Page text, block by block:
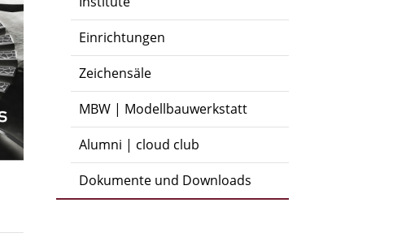
Einrichtungen
Zeichensäle
MBW | Modellbauwerkstatt
Alumni | cloud club
Dokumente und Downloads